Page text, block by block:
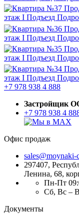
этаж I Подъезд
этаж I Подъезд
этаж I Подъезд
этаж I Подъезд
+7 978 938 4 888
Застройщик
+7 978 938 4
Офис продаж
sales@moynaki-
297407,
Ленина, 68,
Пн-Пт
Сб, Вс –
Документы